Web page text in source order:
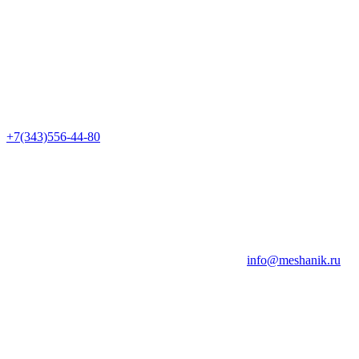
+7(343)556-44-80
info@meshanik.ru